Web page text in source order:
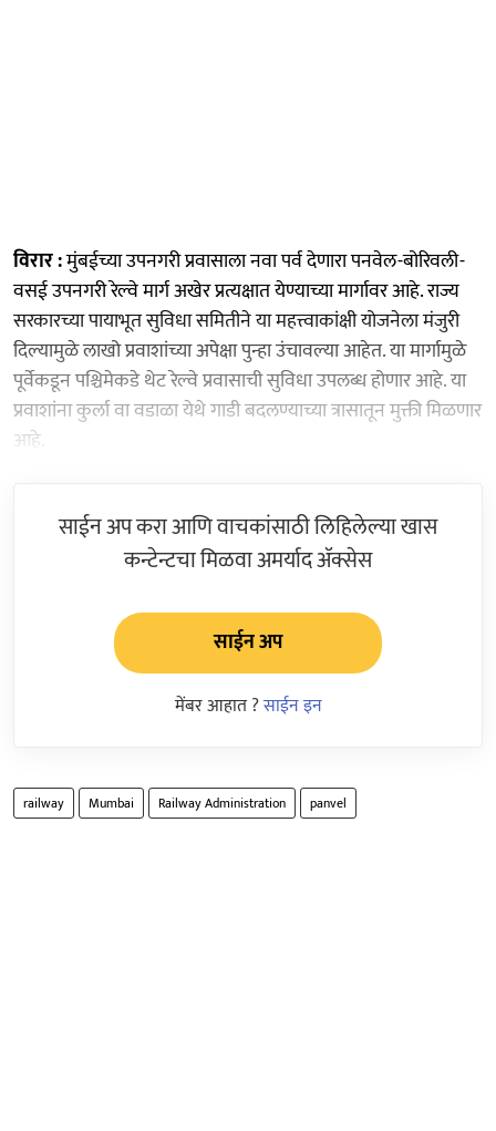
विरार :मुंबईच्या उपनगरी प्रवासाला नवा पर्व देणारा पनवेल-बोरिवली-
वसई उपनगरी रेल्वे मार्ग अखेर प्रत्यक्षात येण्याच्या मार्गावर आहे. राज्य
सरकारच्या पायाभूत सुविधा समितीने या महत्त्वाकांक्षी योजनेला मंजुरी
दिल्यामुळे लाखो प्रवाशांच्या अपेक्षा पुन्हा उंचावल्या आहेत. या मार्गामुळे
पूर्वेकडून पश्चिमेकडे थेट रेल्वे प्रवासाची सुविधा उपलब्ध होणार आहे. या
प्रवाशांना कुर्ला वा वडाळा येथे गाडी बदलण्याच्या त्रासातून मुक्ती मिळणार
आहे.
साईन अप करा आणि वाचकांसाठी लिहिलेल्या खास
कन्टेन्टचा मिळवा अमर्याद ॲक्सेस
साईन अप
मेंबर आहात ?साईन इन
railway Mumbai Railway Administration panvel